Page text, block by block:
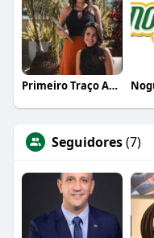
Primeiro Traço Arquitetura
Seguidores(7)